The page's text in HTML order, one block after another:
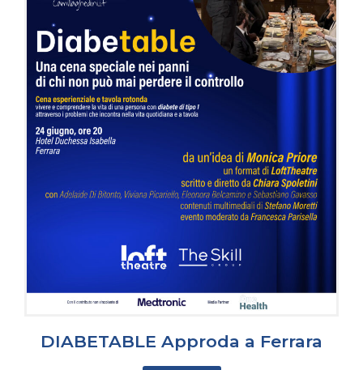
DIABETABLE Approda a Ferrara